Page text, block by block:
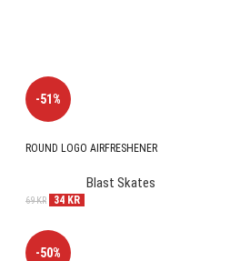
-51%
ROUND LOGO AIRFRESHENER
Blast Skates
69KR 34 KR
-50%